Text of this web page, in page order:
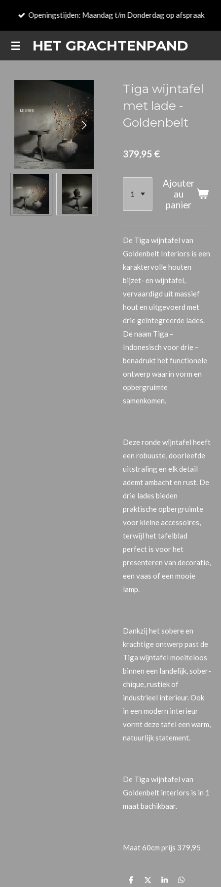
Passer
principalHET GRACHTENPAND
Openingstijden: Maandag t/m Donderdag op afspraak
Tiga wijntafel
met lade -
Goldenbelt
379,95 €
Ajouter
au
panier
De Tiga wijntafel van
Goldenbelt Interiors is een
karaktervolle houten
bijzet- en wijntafel,
vervaardigd uit massief
hout en uitgevoerd met
drie geïntegreerde lades.
De naam Tiga –
Indonesisch voor drie –
benadrukt het functionele
ontwerp waarin vorm en
opbergruimte
samenkomen.
Deze ronde wijntafel heeft
een robuuste, doorleefde
uitstraling en elk detail
ademt ambacht en rust. De
drie lades bieden
praktische opbergruimte
voor kleine accessoires,
terwijl het tafelblad
perfect is voor het
presenteren van decoratie,
een vaas of een mooie
lamp.
Dankzij het sobere en
krachtige ontwerp past de
Tiga wijntafel moeiteloos
binnen een landelijk, sober-
chique, rustiek of
industrieel interieur. Ook
in een modern interieur
vormt deze tafel een warm,
natuurlijk statement.
De Tiga wijntafel van
Goldenbelt interiors is in 1
maat bachikbaar.
Maat 60cm prijs 379,95
P
P
P
P